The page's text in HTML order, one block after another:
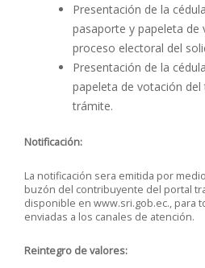
Presentación de la
pasaporte y papeleta de
proceso electoral del
Presentación de la
papeleta de votación
trámite.
Notificación:
La notificación sera emitida por
buzón del contribuyente del portal
disponible en www.sri.gob.ec., para
enviadas a los canales de atención.
Reintegro de valores: